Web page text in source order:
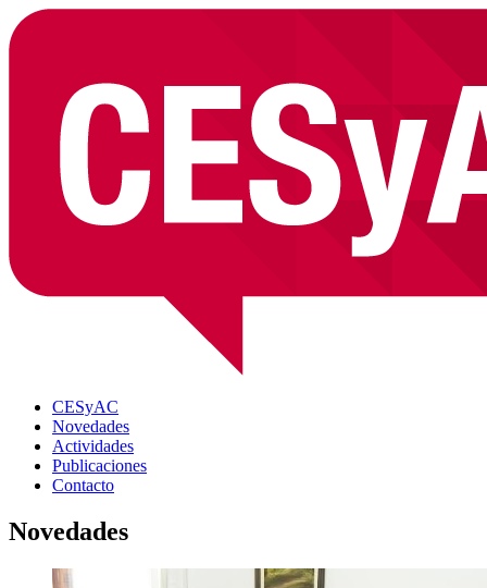
CESyAC
Novedades
Actividades
Publicaciones
Contacto
Novedades